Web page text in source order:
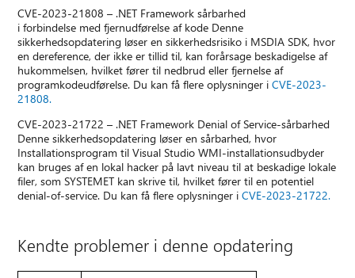
CVE-2023-21808 – .NET Framework sårbarhed
i forbindelse med fjernudførelse af kode Denne
sikkerhedsopdatering løser en sikkerhedsrisiko i MSDIA SDK, hvor
en dereference, der ikke er tillid til, kan forårsage beskadigelse af
hukommelsen, hvilket fører til nedbrud eller fjernelse af
programkodeudførelse. Du kan få flere oplysninger iCVE-2023-
21808.
CVE-2023-21722 – .NET Framework Denial of Service-sårbarhed
Denne sikkerhedsopdatering løser en sårbarhed, hvor
Installationsprogram til Visual Studio WMI-installationsudbyder
kan bruges af en lokal hacker på lavt niveau til at beskadige lokale
filer, som SYSTEMET kan skrive til, hvilket fører til en potentiel
denial-of-service. Du kan få flere oplysninger iCVE-2023-21722.
Kendte problemer i denne opdatering